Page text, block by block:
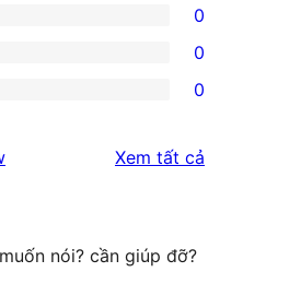
0
0
0
Xem tất cả
nói? cần giúp đỡ?